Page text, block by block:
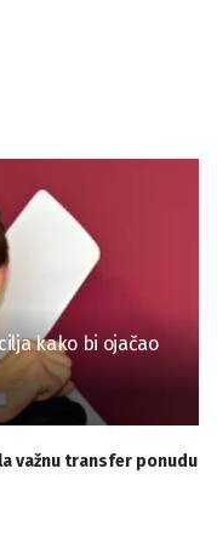
kako bi ojačao
važnu transfer ponudu